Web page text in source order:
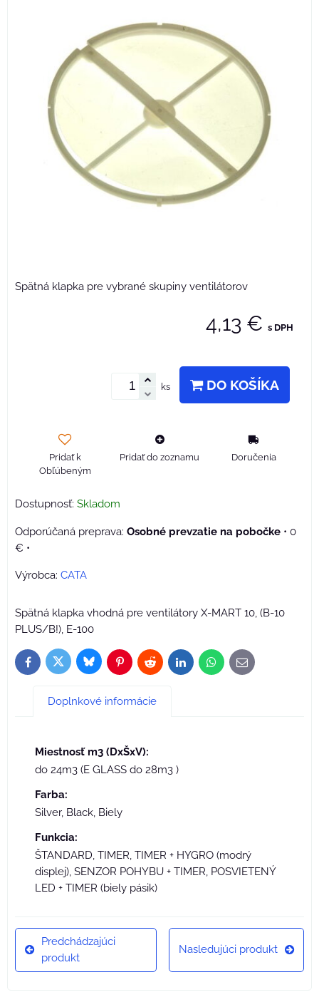
Spätná klapka pre vybrané skupiny ventilátorov
4,13 € s DPH
ks DO KOŠÍKA
Pridať k
Obľúbeným
Pridať do zoznamu Doručenia
Dostupnosť: Skladom
Osobné prevzatie na pobočke • 0
€ •
Výrobca: CATA
Spätná klapka vhodná pre ventilátory X-MART 10, (B-10
PLUS/B!), E-100
FacebookTwitterBlueskyPinterestReddit LinkedInWhatsApp
E-
mail
Doplnkové informácie
Miestnosť m3 (DxŠxV):
do 24m3 (E GLASS do 28m3 )
Farba:
Silver, Black, Biely
Funkcia:
ŠTANDARD, TIMER, TIMER + HYGRO (modrý
displej), SENZOR POHYBU + TIMER, POSVIETENÝ
LED + TIMER (biely pásik)
Predchádzajúci
produkt
Nasledujúci produkt